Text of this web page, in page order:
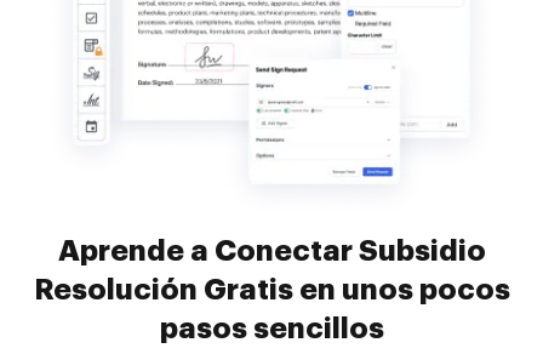
Aprende a Conectar Subsidio
Resolución Gratis en unos pocos
pasos sencillos